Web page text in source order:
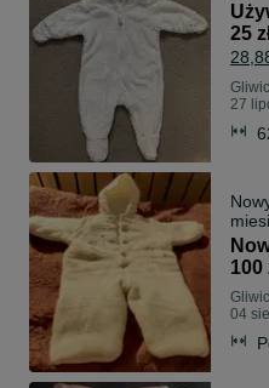
25
27
100
04